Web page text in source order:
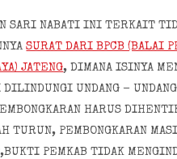
SARI NABATI INI TERKAIT
SURAT DARI BPCB (BALAI
JATENG, DIMANA ISINYA
UNDANG –
HARUS
TURUN, PEMBONGKARAN
PEMKAB TIDAK